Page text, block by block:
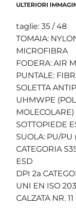
ULTERIORI
taglie: 35 / 48
TOMAIA:
MICROFIBRA
FODERA: AIR
PUNTALE:
SOLETTA
UHMWPE
MOLECOLARE)
SOTTOPIEDE
SUOLA: PU/PU
CATEGORIA
ESD
DPI 2a
UNI EN ISO
CALZATA NR.